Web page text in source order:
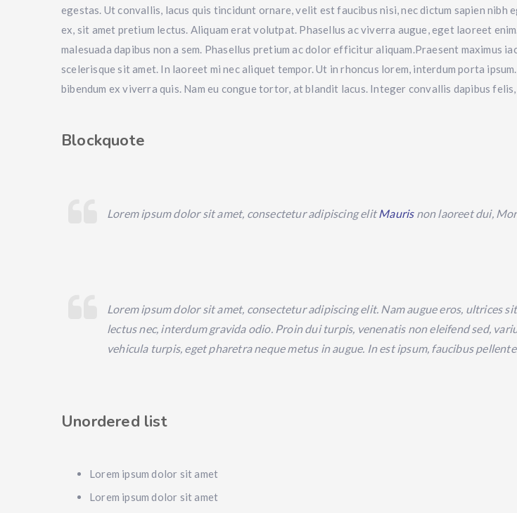
egestas. Ut convallis, lacus quis tincidunt ornare, velit est faucibus nisi, nec dictum sapien nibh
ex, sit amet pretium lectus. Aliquam erat volutpat. Phasellus ac viverra augue, eget laoreet
malesuada dapibus non a sem. Phasellus pretium ac dolor efficitur aliquam.Praesent maximus
scelerisque sit amet. In laoreet mi nec aliquet tempor. Ut in rhoncus lorem, interdum porta
bibendum ex viverra quis. Nam eu congue tortor, at blandit lacus. Integer convallis dapibus
Blockquote
Lorem ipsum dolor sit amet, consectetur adipiscing elitMauris non laoreet dui,
Lorem ipsum dolor sit amet, consectetur adipiscing elit. Nam augue eros, ultrices
lectus nec, interdum gravida odio. Proin dui turpis, venenatis non eleifend sed,
vehicula turpis, eget pharetra neque metus in augue. In est ipsum, faucibus
Unordered list
Lorem ipsum dolor sit amet
Lorem ipsum dolor sit amet